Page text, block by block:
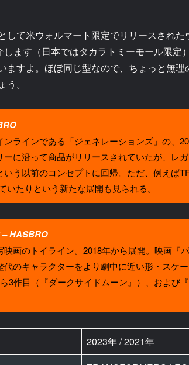
て米ウォルマート限定でリリースされた
ます（日本ではタカラトミーモール限定
ますよ。ほぼ同じ型なので、ちょっと無
。
ラインである「ジェネレーションズ」の、
に沿って商品がリリースされていたが、レ
う以前のコンセプトに回帰。ただ、例えば
たりという新たな展開も見られる。
– HASBRO
画のトイライン。2018年から展開。映画『
のキャラクターをより劇中に近い形・スケ
3作目（『ダークサイドムーン』）、および
2023年 / 2021年